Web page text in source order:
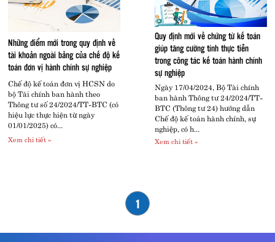
Những điểm mới trong quy định về
tài khoản ngoài bảng của chế độ kế
toán đơn vị hành chính sự nghiệp
Chế độ kế toán đơn vị HCSN do
bộ Tài chính ban hành theo
Thông tư số 24/2024/TT-BTC (có
hiệu lực thực hiện từ ngày
01/01/2025) có...
Xem chi tiết »
Quy định mới về chứng từ kế toán
giúp tăng cường tính thực tiễn
trong công tác kế toán hành chính
sự nghiệp
Ngày 17/04/2024, Bộ Tài chính
ban hành Thông tư 24/2024/TT-
BTC (Thông tư 24) hướng dẫn
Chế độ kế toán hành chính, sự
nghiệp, có h...
Xem chi tiết »
1
Địa chỉ liên hệ